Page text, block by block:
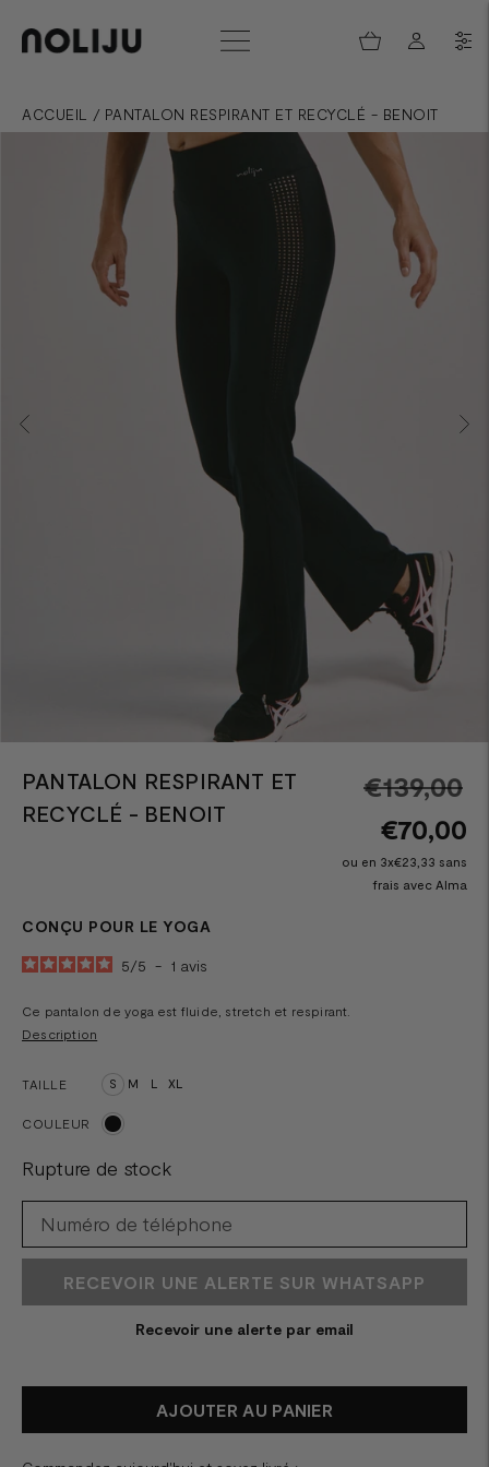
ACCUEIL / PANTALON RESPIRANT ET RECYCLÉ - BENOIT
PANTALON RESPIRANT ET
RECYCLÉ - BENOIT
€139,00
€70,00
ou en 3x€23,33 sans
frais avec Alma
CONÇU POUR LE YOGA
5/5 - 1 avis
Ce pantalon de yoga est fluide, stretch et respirant.
Description
TAILLE S M L XL
COULEUR
Rupture de stock
RECEVOIR UNE ALERTE SUR WHATSAPP
Recevoir une alerte par email
AJOUTER AU PANIER